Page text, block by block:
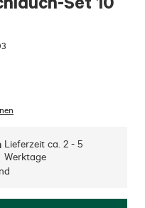
Lieferzeit ca. 2 - 5
Werktage